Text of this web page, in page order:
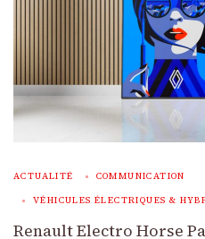
ACTUALITÉ COMMUNICATION
VÉHICULES ÉLECTRIQUES &
Renault Electro Horse